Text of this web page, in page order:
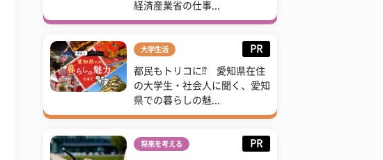
経済産業省の仕事...
大学生活 PR
都民もトリコに⁉ 愛知県在住
の大学生・社会人に聞く、愛知
県での暮らしの魅...
将来を考える PR